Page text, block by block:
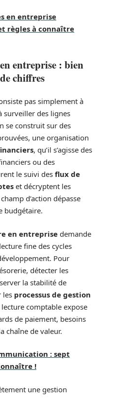
en entreprise
règles à connaître
entreprise : bien
chiffres
pas simplement à
surveiller des lignes
se construit sur des
une organisation
, qu’il s’agisse des
ou des
le suivi des flux de
et décryptent les
d’action dépasse
budgétaire.
en entreprise demande
fine des cycles
Pour
détecter les
la stabilité de
les processus de gestion
comptable expose
de paiement, besoins
chaîne de valeur.
: sept
!
une gestion